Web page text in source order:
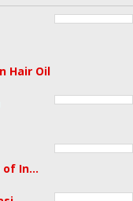
Hair Oil
of In…